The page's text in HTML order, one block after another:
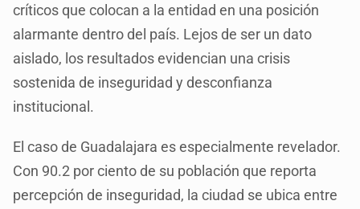
críticos que colocan a la entidad en una posición
alarmante dentro del país. Lejos de ser un dato
aislado, los resultados evidencian una crisis
sostenida de inseguridad y desconfianza
institucional.
El caso de Guadalajara es especialmente revelador.
Con 90.2 por ciento de su población que reporta
percepción de inseguridad, la ciudad se ubica entre